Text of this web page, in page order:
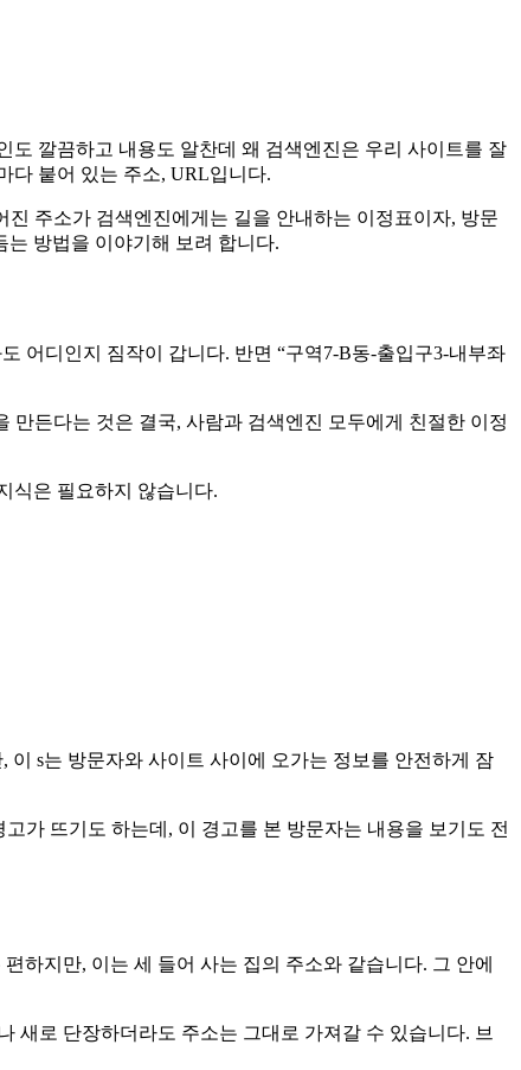
깔끔하고 내용도 알찬데 왜 검색엔진은 우리 사이트를 잘
다 붙어 있는 주소, URL입니다.
주소가 검색엔진에게는 길을 안내하는 이정표이자, 방문
방법을 이야기해 보려 합니다.
어디인지 짐작이 갑니다. 반면 “구역7-B동-출입구3-내부좌
든다는 것은 결국, 사람과 검색엔진 모두에게 친절한 이정
식은 필요하지 않습니다.
s는 방문자와 사이트 사이에 오가는 정보를 안전하게 잠
가 뜨기도 하는데, 이 경고를 본 방문자는 내용을 보기도 전
하지만, 이는 세 들어 사는 집의 주소와 같습니다. 그 안에
새로 단장하더라도 주소는 그대로 가져갈 수 있습니다. 브